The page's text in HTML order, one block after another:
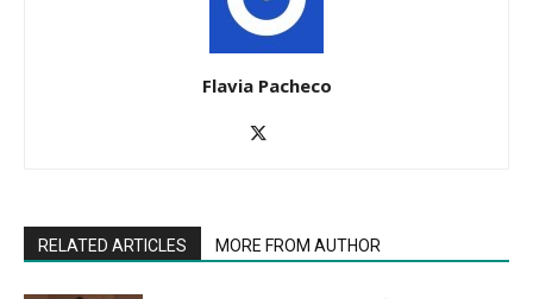
Flavia Pacheco
RELATED ARTICLES MORE FROM AUTHOR